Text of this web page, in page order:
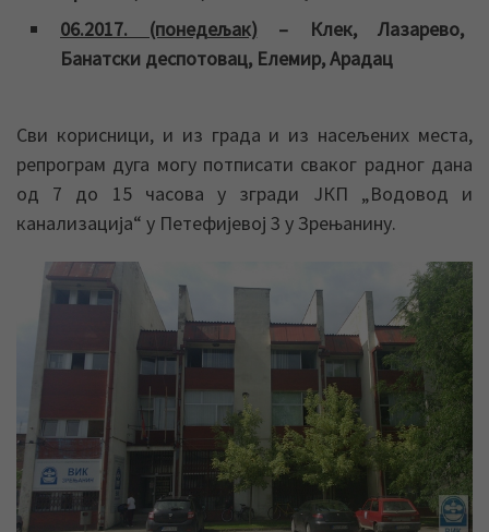
06.2017. (понедељак) – Клек, Лазарево,
Банатски деспотовац, Елемир, Арадац
Сви корисници, и из града и из насељених места,
репрограм дуга могу потписати сваког радног дана
од 7 до 15 часова у згради ЈКП „Водовод и
канализација“ у Петефијевој 3 у Зрењанину.